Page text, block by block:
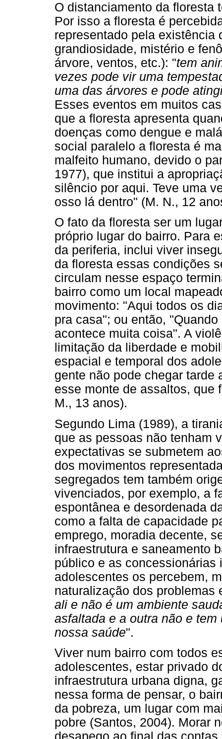
O distanciamento da floresta
Por isso a floresta é
representado pela existência
grandiosidade, mistério e
árvore, ventos, etc.): "tem
vezes pode vir uma
uma das árvores e pode
Esses eventos em muitos
que a floresta apresenta
doenças como dengue e
social paralelo a floresta é
malfeito humano, devido o
1977), que institui a
silêncio por aqui. Teve uma
osso lá dentro" (M. N., 12
O fato da floresta ser um
próprio lugar do bairro. Para
da periferia, inclui viver
da floresta essas condições
circulam nesse espaço
bairro como um local
movimento: "Aqui todos os
pra casa"; ou então,
acontece muita coisa". A
limitação da liberdade e
espacial e temporal dos
gente não pode chegar tarde
esse monte de assaltos, que
M., 13 anos).
Segundo Lima (1989), a
que as pessoas não tenham
expectativas se submetem
dos movimentos
segregados tem também
vivenciados, por exemplo, a
espontânea e desordenada
como a falta de capacidade
emprego, moradia decente,
infraestrutura e saneamento
público e as concessionárias
adolescentes os percebem,
naturalização dos problemas
ali e não é um ambiente
asfaltada e a outra não e
nossa saúde".
Viver num bairro com todos
adolescentes, estar privado
infraestrutura urbana digna,
nessa forma de pensar, o
da pobreza, um lugar com
pobre (Santos, 2004). Morar
desapego ao final das